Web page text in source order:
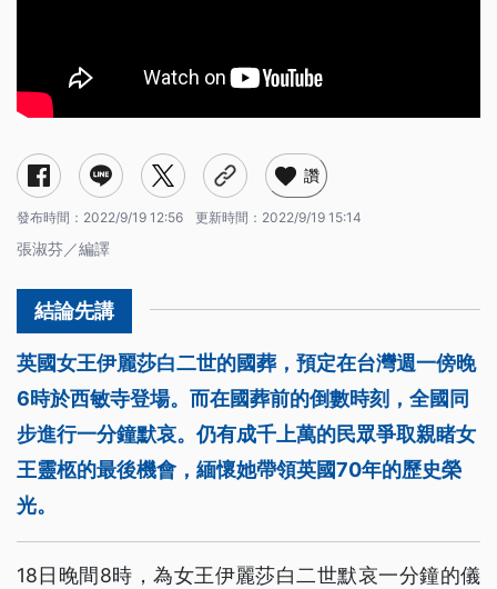
讚
發布時間： 2022/9/19 12:56 更新時間： 2022/9/19 15:14
張淑芬／編譯
英國女王伊麗莎白二世的國葬，預定在台灣週一傍晚
6時於西敏寺登場。而在國葬前的倒數時刻，全國同
步進行一分鐘默哀。仍有成千上萬的民眾爭取親睹女
王靈柩的最後機會，緬懷她帶領英國70年的歷史榮
光。
18日晚間8時，為女王伊麗莎白二世默哀一分鐘的儀